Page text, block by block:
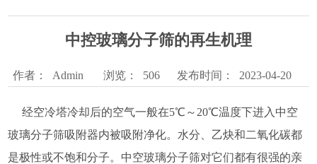
中控玻璃分子筛的再生机理
作者： Admin 浏览： 506 发布时间： 2023-04-20
经空冷塔冷却后的空气一般在5℃～20℃温度下进入中空
玻璃分子筛吸附器内被吸附净化。水分、乙炔和二氧化碳都
是极性或不饱和分子。中空玻璃分子筛对它们都有很强的亲